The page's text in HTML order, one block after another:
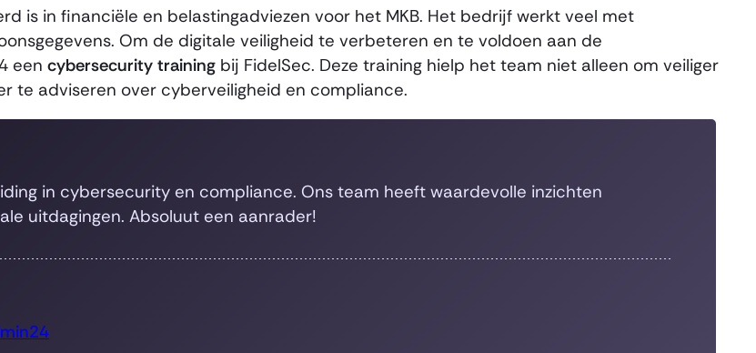
is in financiële en belastingadviezen voor het MKB. Het bedrijf werkt veel met
Om de digitale veiligheid te verbeteren en te voldoen aan de
een cybersecurity training bij FidelSec. Deze training hielp het team niet alleen om veiliger
te adviseren over cyberveiligheid en compliance.
in cybersecurity en compliance. Ons team heeft waardevolle inzichten
uitdagingen. Absoluut een aanrader!